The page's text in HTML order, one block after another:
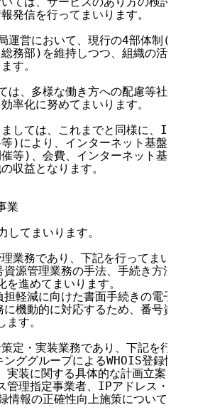
発信を行ってまいります。
運営において、現行の4部体制(IP事業
務部)を維持しつつ、組織の活性化や
す。
は、多様な働き方への配慮等社会の要
率化に努めてまいります。
ましては、これまでと同様に、IPアド
)により、インターネット基盤整備事
催等)、会費、インターネット基盤整備
収益となります。
業
してまいります。
業務であり、下記を行ってまいります
源管理業務の手法、手続き方法の検
進めてまいります。
軽減に向けた書面手続きの電子化を
機動的に対応するため、番号資源管
す。
定・実装業務であり、下記を行ってま
ググループによるWHOIS登録情報の
装に関する具体的な計画立案を行い
理指定事業者、IPアドレス・AS番号
報の正確性向上施策についての周知